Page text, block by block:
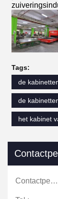
Tags:
de
de
het kabinet
Contactpersonen: